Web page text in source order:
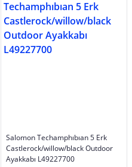
Salomon Techamphıbıan 5 Erk
Castlerock/willow/black Outdoor
Ayakkabı L49227700